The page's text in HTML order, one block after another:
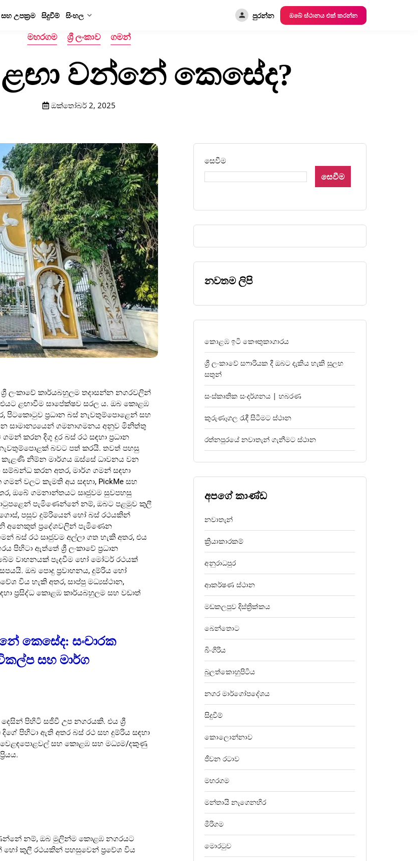
උපක්‍රම සිදුවීම් සිංහල පුරන්න ඔබේ ස්ථානය එක් කරන්න
මහරගම ශ්‍රී ලංකාව ගමන්
වන්නේ කෙසේද?
ඔක්තෝබර් 2, 2025
ලංකාවේ කාර්යබහුලම තදාසන්න නගරවලින්
ළඟාවීම සාපේක්ෂව සරල ය. ඔබ කොළඹ
පිටකොටුව ප්‍රධාන බස් නැවතුම්පොළෙන් සහ
සාමාන්‍යයෙන් ගමනාගමනය අනුව මිනිත්තු
කරන දිගු දුර බස් රථ සඳහා ප්‍රධාන
බවට පත් කරයි. තවත් පහසු
නිම්න මාර්ගය ඔස්සේ ධාවනය වන
කරන අතර, මාර්ග ගමන් සඳහා
වලට කැමති අය සඳහා, PickMe සහ
ඔබේ ගමනාන්තයට සෘජුවම සුවපහසු
පැමිණෙන්නේ නම්, ඔබට පළමුව කුලී
පසුව දුම්රියෙන් හෝ බස් රථයකින්
අනෙකුත් ප්‍රදේශවලින් පැමිණෙන
බස් රථ සෘජුවම අල්ලා ගත හැකි අතර, එය
පිහිටා ඇත්තේ ශ්‍රී ලංකාවේ ප්‍රධාන
වාහනයක් පැදවීම හෝ මෝටර් රථයක්
ඔබ පොදු ප්‍රවාහනය, දුම්රිය හෝ
විය හැකි අතර, සාප්පු මධ්‍යස්ථාන,
ප්‍රසිද්ධ කොළඹ කාර්යබහුලම සහ වඩාත්
කෙසේද: සංචාරක
සහ මාර්ග
පිහිටි සජීවී උප නගරයකි. එය ශ්‍රී
පිහිටා ඇති අතර බස් රථ සහ දුම්රිය සඳහා
වෙළඳපොළවල් සහ කොළඹ සහ මධ්‍යම/දකුණු
නම්, ඔබ මුලින්ම කොළඹ නගරයට
කුලී රථයකින් පහසුවෙන් ප්‍රවේශ විය
සෙවීම
සෙවීම
නවතම ලිපි
කොළඹ ඉටි කෞතුකාගාරය
ශ්‍රී ලංකාවේ සෆාරියක දී ඔබට දැකිය හැකි සුලභ
සතුන්
සංස්කෘතික සංදර්ශනය | හබරණ
කුරුණෑගල රැඳී සිටීමට ස්ථාන
රත්නපුරයේ නවාතැන් ගැනීමට ස්ථාන
අපගේ කාණ්ඩ
නවාතැන්
ක්‍රියාකාරකම්
අනුරාධපුර
ආකර්ෂණ ස්ථාන
මඩකලපුව දිස්ත්‍රික්කය
බෙන්තොට
බිංගිරිය
බුලත්කොහුපිටිය
නගර මාර්ගෝපදේශය
සිදුවීම්
කොලොන්නාව
ජීවන රටාව
මහරගම
මන්තායි නැගෙනහිර
මීරිගම
මොරටුව